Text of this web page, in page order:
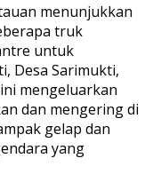
menunjukkan
truk
untuk
Desa Sari­mukti,
mengeluarkan
dan mengering di
gelap dan
yang